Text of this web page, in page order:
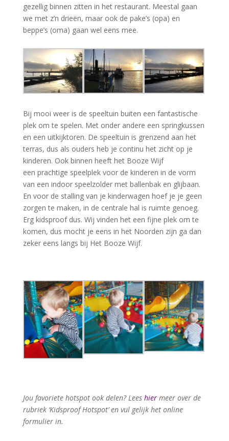
gezellig binnen zitten in het restaurant. Meestal gaan
we met z’n drieën, maar ook de pake’s (opa) en
beppe’s (oma) gaan wel eens mee.
Bij mooi weer is de speeltuin buiten een fantastische
plek om te spelen. Met onder andere een springkussen
en een uitkijktoren. De speeltuin is grenzend aan het
terras, dus als ouders heb je continu het zicht op je
kinderen. Ook binnen heeft het Booze Wijf
een prachtige speelplek voor de kinderen in de vorm
van een indoor speelzolder met ballenbak en glijbaan.
En voor de stalling van je kinderwagen hoef je je geen
zorgen te maken, in de centrale hal is ruimte genoeg.
Erg kidsproof dus. Wij vinden het een fijne plek om te
komen, dus mocht je eens in het Noorden zijn ga dan
zeker eens langs bij Het Booze Wijf.
Jou favoriete hotspot ook delen? Lees hiermeer over de
rubriek ‘Kidsproof Hotspot’ en vul gelijk het online
formulier in.